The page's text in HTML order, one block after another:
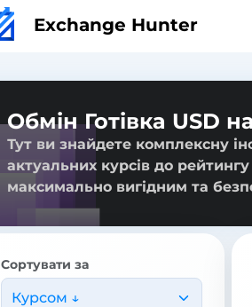
Exchange Hunter
Обмін Готівка USD
Тут ви знайдете комплексну
актуальних курсів до
максимально вигідним та
Сортувати за
Курсом ↓